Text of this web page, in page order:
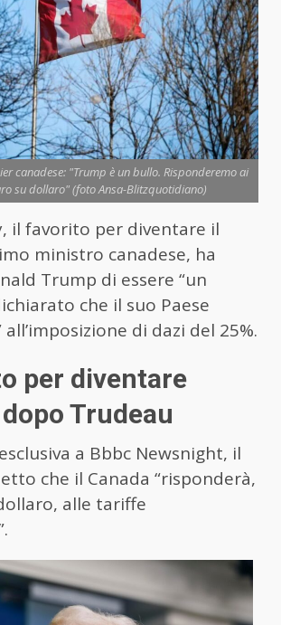
canadese: "Trump è un bullo. Risponderemo ai
su dollaro" (foto Ansa-Blitzquotidiano)
il favorito per diventare il
ministro canadese, ha
Trump di essere “un
che il suo Paese
all’imposizione di dazi del 25%.
per diventare
Trudeau
a Bbbc Newsnight, il
che il Canada “risponderà,
alle tariffe